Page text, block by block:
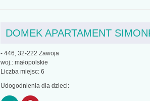
DOMEK APARTAMENT
- 446, 32-222 Zawoja
woj.: małopolskie
Liczba miejsc: 6
Udogodnienia dla dzieci: